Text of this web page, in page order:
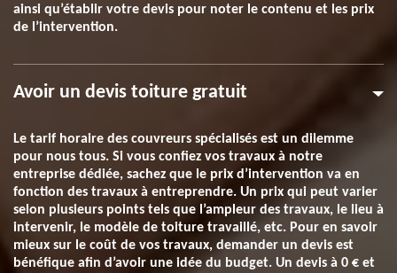
ainsi qu’établir votre devis pour noter le contenu et les prix
de l’intervention.
Avoir un devis toiture gratuit
Le tarif horaire des couvreurs spécialisés est un dilemme
pour nous tous. Si vous confiez vos travaux à notre
entreprise dédiée, sachez que le prix d’intervention va en
fonction des travaux à entreprendre. Un prix qui peut varier
selon plusieurs points tels que l’ampleur des travaux, le lieu à
intervenir, le modèle de toiture travaillé, etc. Pour en savoir
mieux sur le coût de vos travaux, demander un devis est
bénéfique afin d’avoir une idée du budget. Un devis à 0 € et